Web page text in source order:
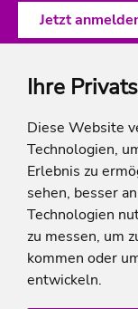
Ihre
Diese Website
Technologien,
Erlebnis zu
sehen, besser
Technologien
zu messen, um
kommen oder
entwickeln.
ich-will-
Rechtliches
auf die Summe der Preise
**Streichpreise beziehen